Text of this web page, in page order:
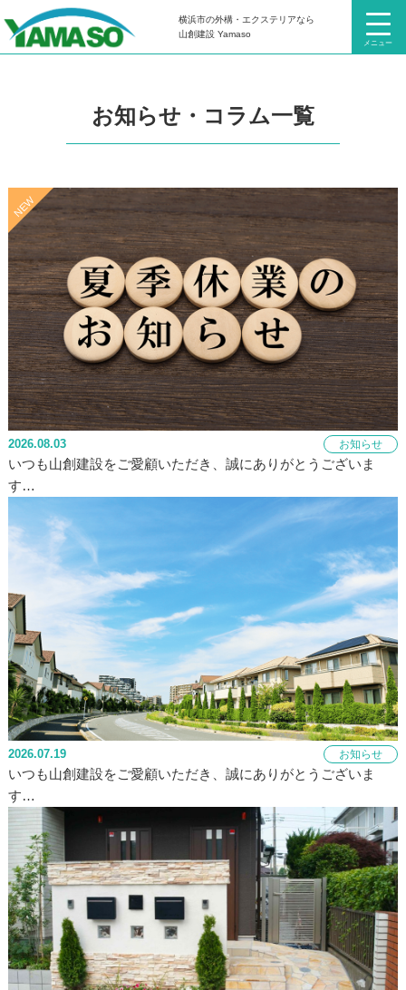
メニュー
横浜市の外構・エクステリアなら
山創建設 Yamaso
HOMEお知らせ・コラム
お知らせ・コラム一覧
NEW
2026.08.03 お知らせ
いつも山創建設をご愛顧いただき、誠にありがとうございま
す…
2026.07.19 お知らせ
いつも山創建設をご愛顧いただき、誠にありがとうございま
す…